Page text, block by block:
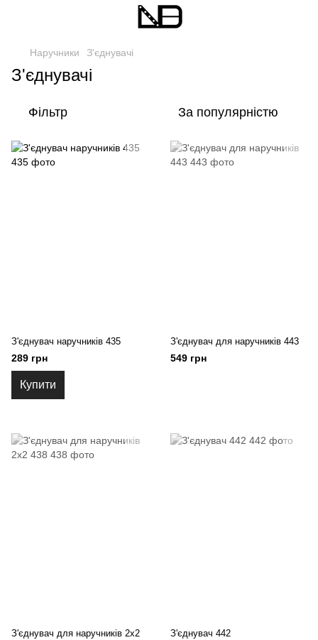
Наручники З'єднувачі
З'єднувачі
Фільтр За популярністю
З'єднувач наручників 435
289 грн
Купити
З'єднувач для наручників 443
549 грн
З'єднувач для наручників 2х2
З'єднувач 442